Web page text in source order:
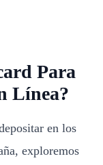
Para
Línea?
en los
exploremos